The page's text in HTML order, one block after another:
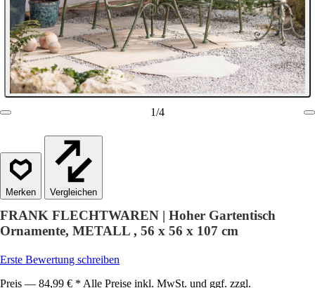
1/4
Vergleichen
FRANK FLECHTWAREN | Hoher Gartentisch
Ornamente, METALL , 56 x 56 x 107 cm
Erste Bewertung schreiben
Preis — 84,99 € * Alle Preise inkl. MwSt. und ggf. zzgl.